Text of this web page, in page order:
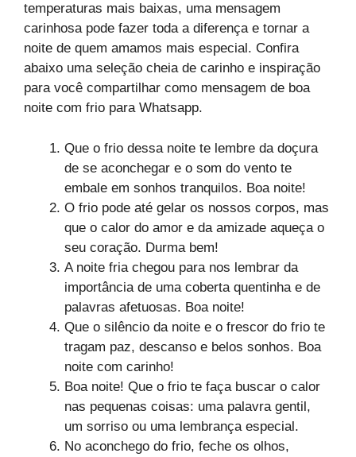
temperaturas mais baixas, uma mensagem
carinhosa pode fazer toda a diferença e tornar a
noite de quem amamos mais especial. Confira
abaixo uma seleção cheia de carinho e inspiração
para você compartilhar como mensagem de boa
noite com frio para Whatsapp.
Que o frio dessa noite te lembre da doçura
de se aconchegar e o som do vento te
embale em sonhos tranquilos. Boa noite!
O frio pode até gelar os nossos corpos, mas
que o calor do amor e da amizade aqueça o
seu coração. Durma bem!
A noite fria chegou para nos lembrar da
importância de uma coberta quentinha e de
palavras afetuosas. Boa noite!
Que o silêncio da noite e o frescor do frio te
tragam paz, descanso e belos sonhos. Boa
noite com carinho!
Boa noite! Que o frio te faça buscar o calor
nas pequenas coisas: uma palavra gentil,
um sorriso ou uma lembrança especial.
No aconchego do frio, feche os olhos,